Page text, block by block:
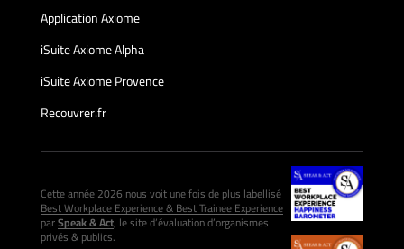
Application Axiome
iSuite Axiome Alpha
iSuite Axiome Provence
Recouvrer.fr
Cette année 2026 nous voit une fois de plus labellisé
Best Workplace Experience & Best Trainee Experience
parSpeak & Act, le site d’évaluation d’organismes
privés & publics.